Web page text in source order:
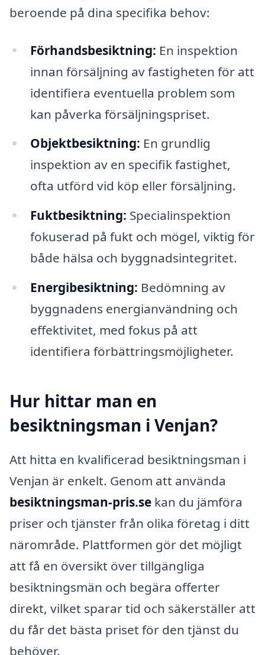
beroende på dina specifika behov:
Förhandsbesiktning: En inspektion
innan försäljning av fastigheten för att
identifiera eventuella problem som
kan påverka försäljningspriset.
Objektbesiktning: En grundlig
inspektion av en specifik fastighet,
ofta utförd vid köp eller försäljning.
Fuktbesiktning: Specialinspektion
fokuserad på fukt och mögel, viktig för
både hälsa och byggnadsintegritet.
Energibesiktning: Bedömning av
byggnadens energianvändning och
effektivitet, med fokus på att
identifiera förbättringsmöjligheter.
Hur hittar man en
besiktningsman i Venjan?
Att hitta en kvalificerad besiktningsman i
Venjan är enkelt. Genom att använda
besiktningsman-pris.se kan du jämföra
priser och tjänster från olika företag i ditt
närområde. Plattformen gör det möjligt
att få en översikt över tillgängliga
besiktningsmän och begära offerter
direkt, vilket sparar tid och säkerställer att
du får det bästa priset för den tjänst du
behöver.